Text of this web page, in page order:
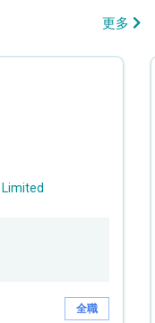
更多
全職